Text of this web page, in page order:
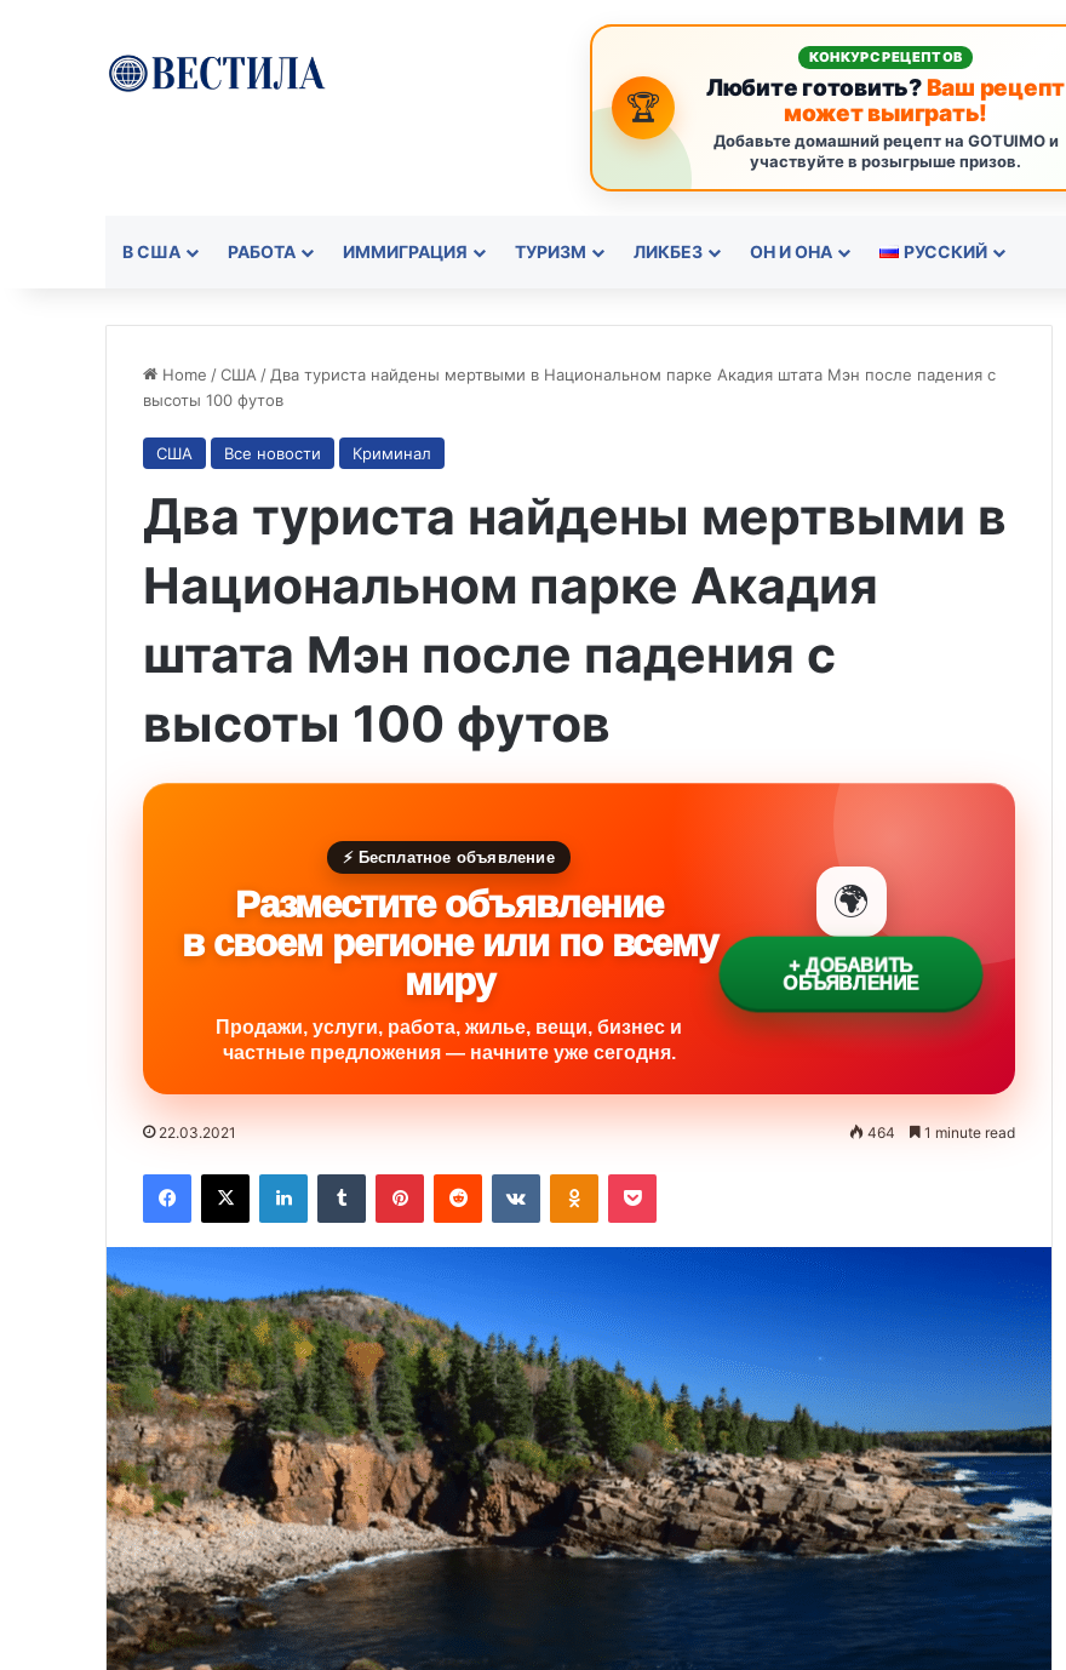
🏆
КОНКУРС РЕЦЕПТОВ
Любите готовить?Ваш рецепт
может выиграть!
Добавьте домашний рецепт на GOTUIMO и
участвуйте в розыгрыше призов.
В США РАБОТА ИММИГРАЦИЯ ТУРИЗМ ЛИКБЕЗ ОН И ОНА РУССКИЙ
Home /США / Два туриста найдены мертвыми в Национальном парке Акадия штата Мэн после падения с
высоты 100 футов
США Все новости Криминал
Два туриста найдены мертвыми в
Национальном парке Акадия
штата Мэн после падения с
высоты 100 футов
⚡ Бесплатное объявление
Разместите объявление
в своем регионе или по всему
миру
Продажи, услуги, работа, жилье, вещи, бизнес и
частные предложения — начните уже сегодня.
🌍
+ ДОБАВИТЬ
ОБЪЯВЛЕНИЕ
22.03.2021 464 1 minute read